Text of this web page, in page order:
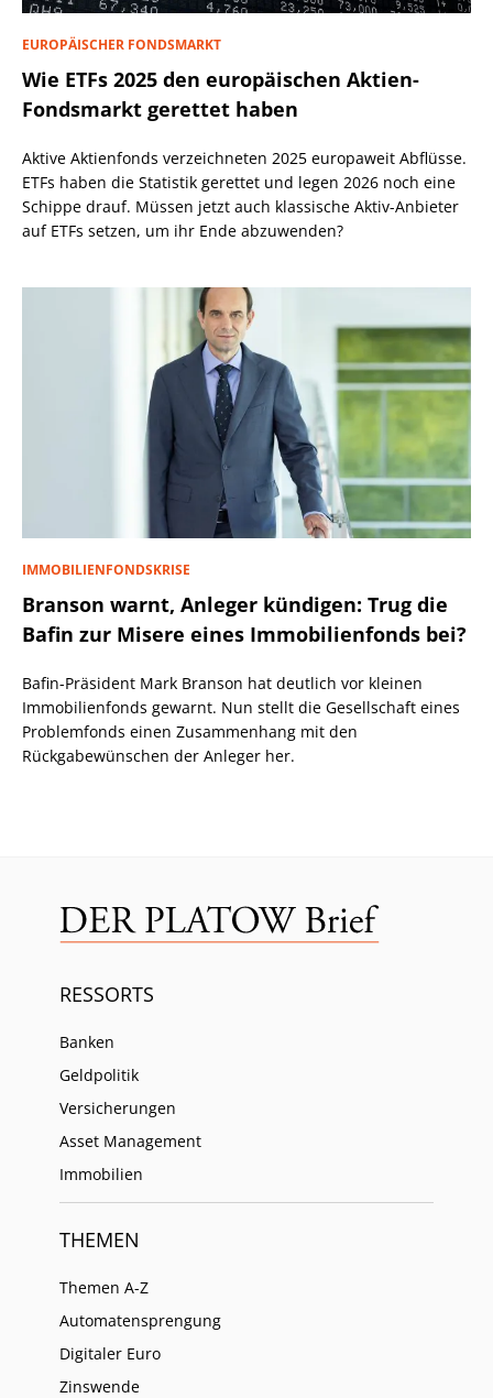
EUROPÄISCHER FONDSMARKT
Wie ETFs 2025 den europäischen Aktien-
Fondsmarkt gerettet haben
Aktive Aktienfonds verzeichneten 2025 europaweit Abflüsse.
ETFs haben die Statistik gerettet und legen 2026 noch eine
Schippe drauf. Müssen jetzt auch klassische Aktiv-Anbieter
auf ETFs setzen, um ihr Ende abzuwenden?
IMMOBILIENFONDSKRISE
Branson warnt, Anleger kündigen: Trug die
Bafin zur Misere eines Immobilienfonds bei?
Bafin-Präsident Mark Branson hat deutlich vor kleinen
Immobilienfonds gewarnt. Nun stellt die Gesellschaft eines
Problemfonds einen Zusammenhang mit den
Rückgabewünschen der Anleger her.
RESSORTS
Banken
Geldpolitik
Versicherungen
Asset Management
Immobilien
THEMEN
Themen A-Z
Automatensprengung
Digitaler Euro
Zinswende